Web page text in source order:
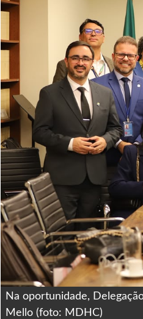
Na oportunidade,
Mello (foto: MDHC)